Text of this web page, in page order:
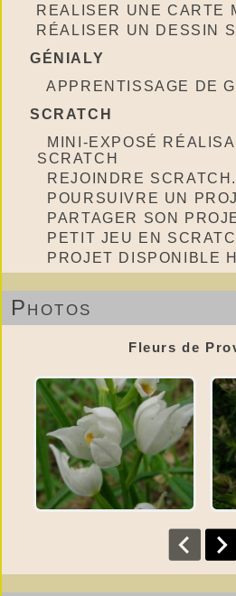
REALISER UNE CARTE
RÉALISER UN DESSIN
GÉNIALY
APPRENTISSAGE DE
SCRATCH
MINI-EXPOSÉ
SCRATCH
REJOINDRE SCRATCH.
POURSUIVRE UN
PARTAGER SON
PETIT JEU EN
PROJET DISPONIBLE
Photos
Fleurs de